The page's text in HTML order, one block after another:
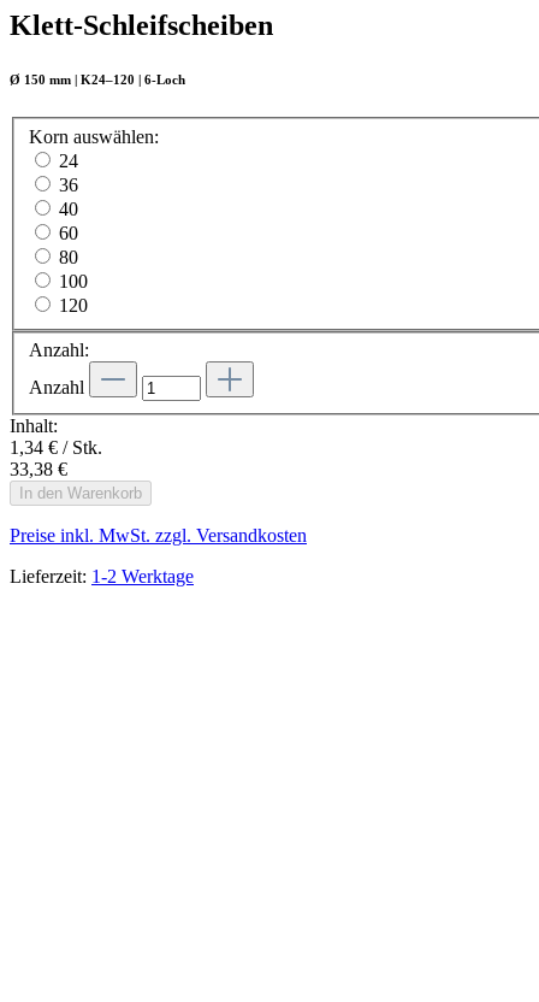
Klett-Schleifscheiben
Ø 150 mm | K24–120 | 6-Loch
Korn auswählen:
24
36
40
60
80
100
120
Anzahl:
Anzahl
Inhalt:
1,34 € / Stk.
33,38 €
In den Warenkorb
Preise inkl. MwSt. zzgl. Versandkosten
Lieferzeit: 1-2 Werktage